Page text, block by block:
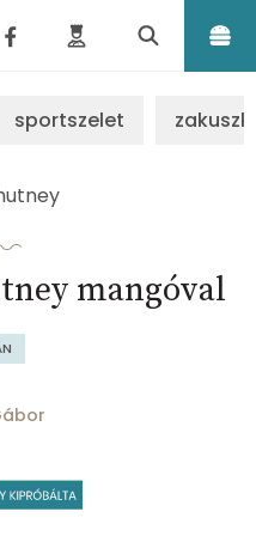
sportszelet
mangóval